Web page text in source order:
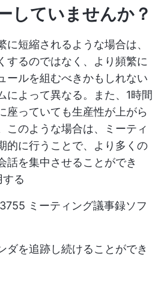
していませんか？
に短縮されるような場合は、
するのではなく、より頻繁に
ールを組むべきかもしれない
によって異なる。また、1時間
座っていても生産性が上がら
このような場合は、ミーティ
的に行うことで、より多くの
話を集中させることができ
る
ミーティング議事録ソフ
ダを追跡し続けることができ